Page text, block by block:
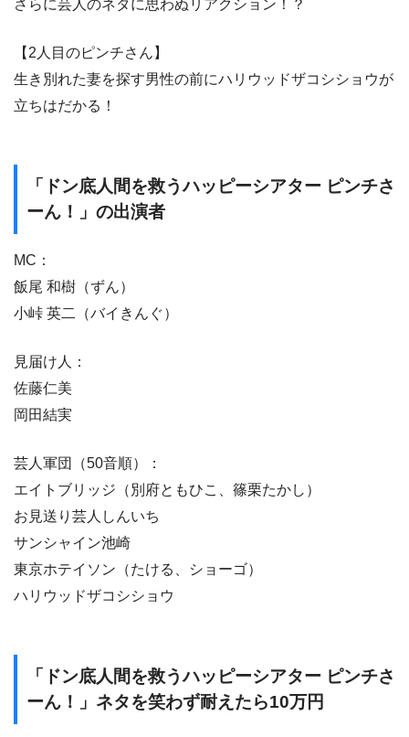
さらに芸人のネタに思わぬリアクション！？
【2人目のピンチさん】
生き別れた妻を探す男性の前にハリウッドザコシショウが
立ちはだかる！
「ドン底人間を救うハッピーシアター ピンチさ
ーん！」の出演者
MC：
飯尾 和樹（ずん）
小峠 英二（バイきんぐ）
見届け人：
佐藤仁美
岡田結実
芸人軍団（50音順）：
エイトブリッジ（別府ともひこ、篠栗たかし）
お見送り芸人しんいち
サンシャイン池崎
東京ホテイソン（たける、ショーゴ）
ハリウッドザコシショウ
「ドン底人間を救うハッピーシアター ピンチさ
ーん！」ネタを笑わず耐えたら10万円